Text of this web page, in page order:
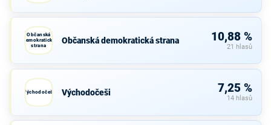
Občanská
demokratická
strana
Občanská demokratická strana 10,88 %
21 hlasů
Východočeši Východočeši 7,25 %
14 hlasů